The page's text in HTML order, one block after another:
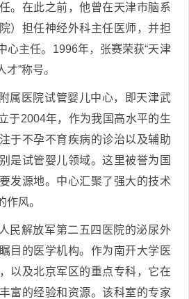
。在此之前，他曾在天津市脑系
）担任神经外科主任医师，并担
心主任。1996年，张赛荣获“天津
”称号。
属医院试管婴儿中心，即天津武
于2004年，作为我国高水平的生
于不孕不育疾病的诊治以及辅助
是试管婴儿领域。这里被誉为国
发源地。中心汇聚了强大的技术
作风。
民解放军第二五四医院的泌尿外
目的医学机构。作为南开大学医
以及北京军区的重点专科，它在
富的经验和资源。该科室的专家